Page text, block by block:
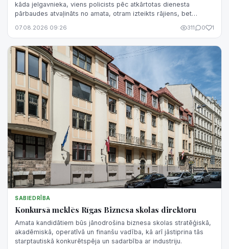
kāda jelgavnieka, viens policists pēc atkārtotas dienesta
pārbaudes atvaļināts no amata, otram izteikts rājiens, bet
07.08.2026 09:26 311 0 1
SABIEDRĪBA
Konkursā meklēs Rīgas Biznesa skolas direktoru
Amata kandidātiem būs jānodrošina biznesa skolas stratēģiskā,
akadēmiskā, operatīvā un finanšu vadība, kā arī jāstiprina tās
starptautiskā konkurētspēja un sadarbība ar industriju.